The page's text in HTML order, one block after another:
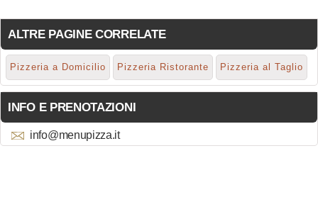
ALTRE PAGINE CORRELATE
Pizzeria a Domicilio Pizzeria Ristorante Pizzeria al Taglio
INFO E PRENOTAZIONI
info@menupizza.it